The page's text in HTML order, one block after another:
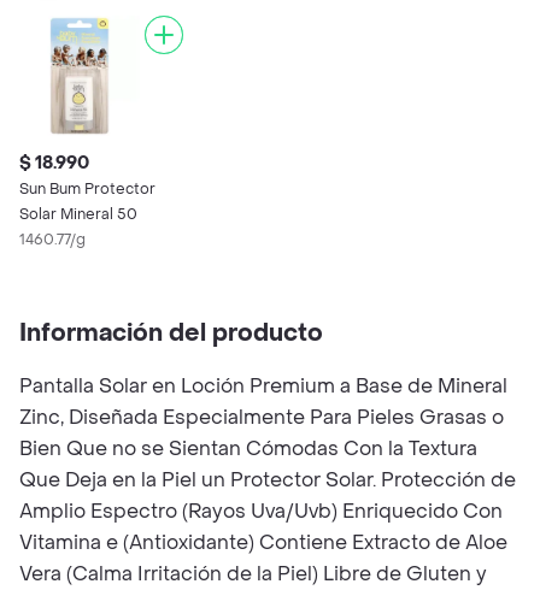
$ 18.990
Sun Bum Protector
Solar Mineral 50
1460.77/g
Información del producto
Pantalla Solar en Loción Premium a Base de Mineral
Zinc, Diseñada Especialmente Para Pieles Grasas o
Bien Que no se Sientan Cómodas Con la Textura
Que Deja en la Piel un Protector Solar. Protección de
Amplio Espectro (Rayos Uva/Uvb) Enriquecido Con
Vitamina e (Antioxidante) Contiene Extracto de Aloe
Vera (Calma Irritación de la Piel) Libre de Gluten y